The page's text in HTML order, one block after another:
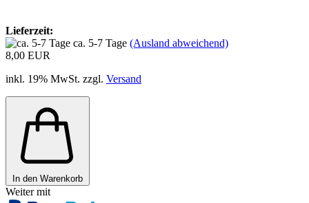
Lieferzeit:
ca. 5-7 Tage (Ausland abweichend)
8,00 EUR
inkl. 19% MwSt. zzgl. Versand
In den Warenkorb
Weiter mit